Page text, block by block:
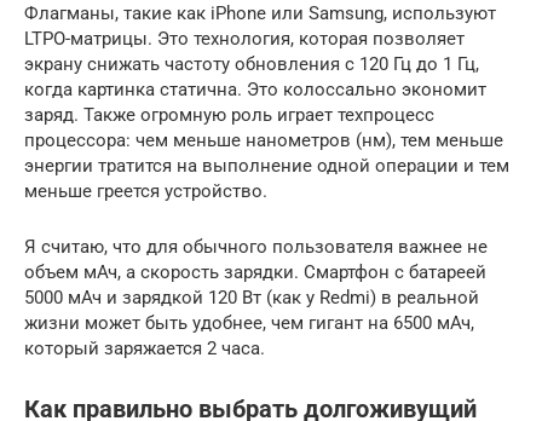
Флагманы, такие как iPhone или Samsung, используют
LTPO-матрицы. Это технология, которая позволяет
экрану снижать частоту обновления с 120 Гц до 1 Гц,
когда картинка статична. Это колоссально экономит
заряд. Также огромную роль играет техпроцесс
процессора: чем меньше нанометров (нм), тем меньше
энергии тратится на выполнение одной операции и тем
меньше греется устройство.
Я считаю, что для обычного пользователя важнее не
объем мАч, а скорость зарядки. Смартфон с батареей
5000 мАч и зарядкой 120 Вт (как у Redmi) в реальной
жизни может быть удобнее, чем гигант на 6500 мАч,
который заряжается 2 часа.
Как правильно выбрать долгоживущий